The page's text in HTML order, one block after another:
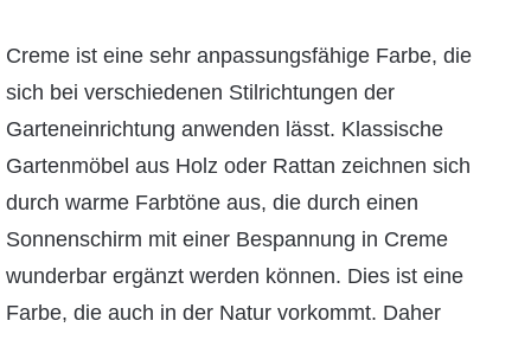
Creme ist eine sehr anpassungsfähige Farbe, die
sich bei verschiedenen Stilrichtungen der
Garteneinrichtung anwenden lässt. Klassische
Gartenmöbel aus Holz oder Rattan zeichnen sich
durch warme Farbtöne aus, die durch einen
Sonnenschirm mit einer Bespannung in Creme
wunderbar ergänzt werden können. Dies ist eine
Farbe, die auch in der Natur vorkommt. Daher